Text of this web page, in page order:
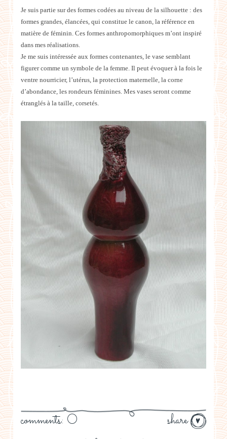
Je suis partie sur des formes codées au niveau de la silhouette : des
formes grandes, élancées, qui constitue le canon, la référence en
matière de féminin. Ces formes anthropomorphiques m’ont inspiré
dans mes réalisations.
Je me suis intéressée aux formes contenantes, le vase semblant
figurer comme un symbole de la femme. Il peut évoquer à la fois le
ventre nourricier, l’utérus, la protection maternelle, la corne
d’abondance, les rondeurs féminines. Mes vases seront comme
étranglés à la taille, corsetés.
share
comments: 0